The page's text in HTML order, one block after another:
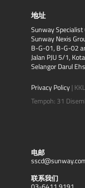
地址
Sunway
Sunway Nexis
B-G-01, B-G-02
Jalan PJU 5/1,
Selangor Darul
Privacy Policy|
Tempoh: 31
电邮
联系我们